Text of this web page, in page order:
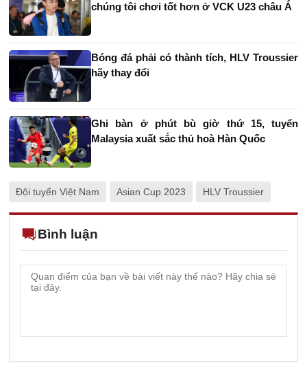
chúng tôi chơi tốt hơn ở VCK U23 châu Á
Bóng đá phải có thành tích, HLV Troussier
hãy thay đổi
Ghi bàn ở phút bù giờ thứ 15, tuyển
Malaysia xuất sắc thủ hoà Hàn Quốc
Đội tuyển Việt Nam Asian Cup 2023 HLV Troussier
Bình luận